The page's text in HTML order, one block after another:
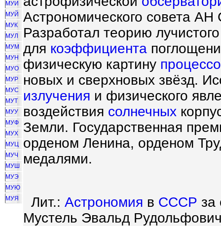
МУИ
МУЙ
МУК
МУЛ
МУМ
МУН
МУО
МУР
МУС
МУТ
МУУ
МУФ
МУХ
МУЦ
МУЧ
МУШ
МУЭ
МУЮ
МУЯ
Астрономического совета
Разработал теорию
для коэффициента
физическую картину
новых и сверхновых звёзд.
излучения и физического
воздействия солнечных
Земли. Государственная
орденом Ленина, орденом
медалями.
Лит.: Астрономия в СССР за
Мустель Эвальд